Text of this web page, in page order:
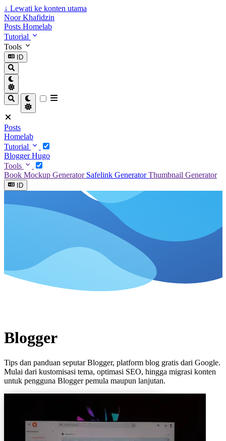
↓ Lewati ke konten utama
Noor Khafidzin
Posts Homelab
Tutorial
Tools
ID
Posts
Homelab
Tutorial
BloggerHugo
Tools
Book Mockup Generator Safelink GeneratorThumbnail Generator
ID
Blogger
Tips dan panduan seputar Blogger, platform blog gratis dari Google.
Mulai dari kustomisasi tema, optimasi SEO, hingga migrasi konten
untuk pengguna Blogger pemula maupun lanjutan.